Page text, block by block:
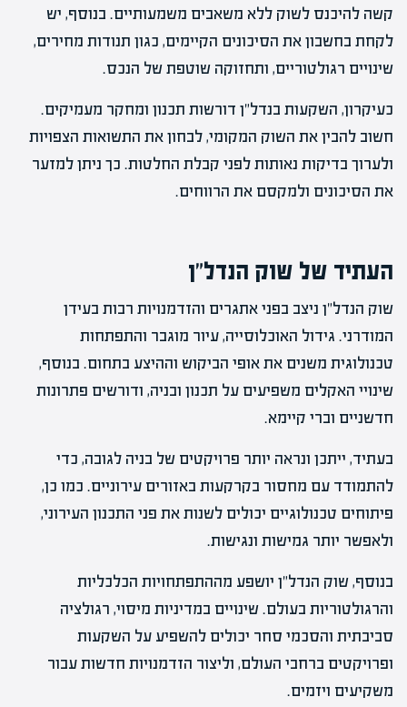
קשה להיכנס לשוק ללא משאבים משמעותיים. בנוסף, יש
לקחת בחשבון את הסיכונים הקיימים, כגון תנודות מחירים,
שינויים רגולטוריים, ותחזוקה שוטפת של הנכס.
כעיקרון, השקעות בנדל"ן דורשות תכנון ומחקר מעמיקים.
חשוב להבין את השוק המקומי, לבחון את התשואות הצפויות
ולערוך בדיקות נאותות לפני קבלת החלטות. כך ניתן למזער
את הסיכונים ולמקסם את הרווחים.
העתיד של שוק הנדל"ן
שוק הנדל"ן ניצב בפני אתגרים והזדמנויות רבות בעידן
המודרני. גידול האוכלוסייה, עיור מוגבר והתפתחות
טכנולוגית משנים את אופי הביקוש וההיצע בתחום. בנוסף,
שינויי האקלים משפיעים על תכנון ובניה, ודורשים פתרונות
חדשניים וברי קיימא.
בעתיד, ייתכן ונראה יותר פרויקטים של בניה לגובה, כדי
להתמודד עם מחסור בקרקעות באזורים עירוניים. כמו כן,
פיתוחים טכנולוגיים יכולים לשנות את פני התכנון העירוני,
ולאפשר יותר גמישות ונגישות.
בנוסף, שוק הנדל"ן יושפע מההתפתחויות הכלכליות
והרגולטוריות בעולם. שינויים במדיניות מיסוי, רגולציה
סביבתית והסכמי סחר יכולים להשפיע על השקעות
ופרויקטים ברחבי העולם, וליצור הזדמנויות חדשות עבור
משקיעים ויזמים.